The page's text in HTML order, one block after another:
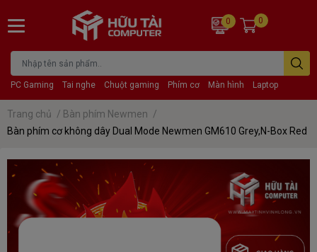
PC Gaming Tai nghe Chuột gaming Phím cơ Màn hình Laptop
0 0
Trang chủ / Bàn phím Newmen /
Bàn phím cơ không dây Dual Mode Newmen GM610 Grey,N-Box Red